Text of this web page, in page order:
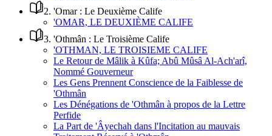
2. 'Omar : Le Deuxième Calife
'OMAR, LE DEUXIÈME CALIFE
3. 'Othmân : Le Troisième Calife
'OTHMAN, LE TROISIEME CALIFE
Le Retour de Mâlik à Kûfa; Abû Mûsâ Al-Ach'arî,
Nommé Gouverneur
Les Gens Prennent Conscience de la Faiblesse de
'Othmân
Les Dénégations de 'Othmân à propos de la Lettre
Perfide
La Part de 'Âyechah dans l'Incitation au mauvais